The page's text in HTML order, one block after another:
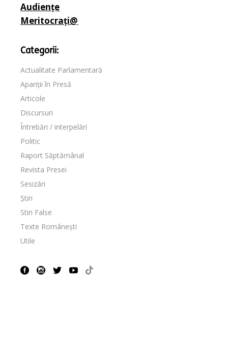
Audiențe
Meritocrați@
Categorii:
Actualitate Parlamentară
Apariții în Presă
Articole
Discursuri
Întrebări / interpelări
Politic
Raport Săptămânal
Revista Presei
Sesizări
Știri
Stiri False
Texte Românești
Utile